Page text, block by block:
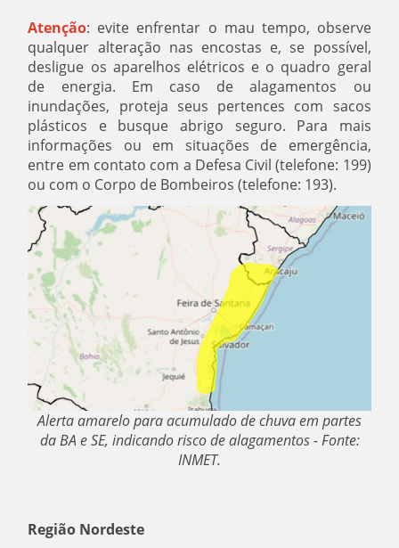
Atenção: evite enfrentar o mau tempo, observe
qualquer alteração nas encostas e, se possível,
desligue os aparelhos elétricos e o quadro geral
de energia. Em caso de alagamentos ou
inundações, proteja seus pertences com sacos
plásticos e busque abrigo seguro. Para mais
informações ou em situações de emergência,
entre em contato com a Defesa Civil (telefone: 199)
ou com o Corpo de Bombeiros (telefone: 193).
Alerta amarelo para acumulado de chuva em partes
da BA e SE, indicando risco de alagamentos - Fonte:
INMET.
Região Nordeste